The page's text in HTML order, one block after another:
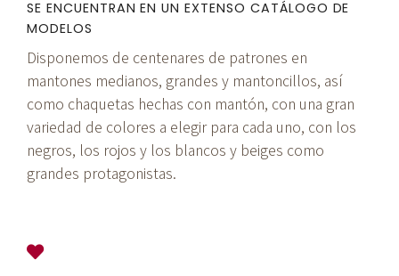
SE ENCUENTRAN EN UN EXTENSO CATÁLOGO DE
MODELOS
Disponemos de centenares de patrones en
mantones medianos, grandes y mantoncillos, así
como chaquetas hechas con mantón, con una gran
variedad de colores a elegir para cada uno, con los
negros, los rojos y los blancos y beiges como
grandes protagonistas.